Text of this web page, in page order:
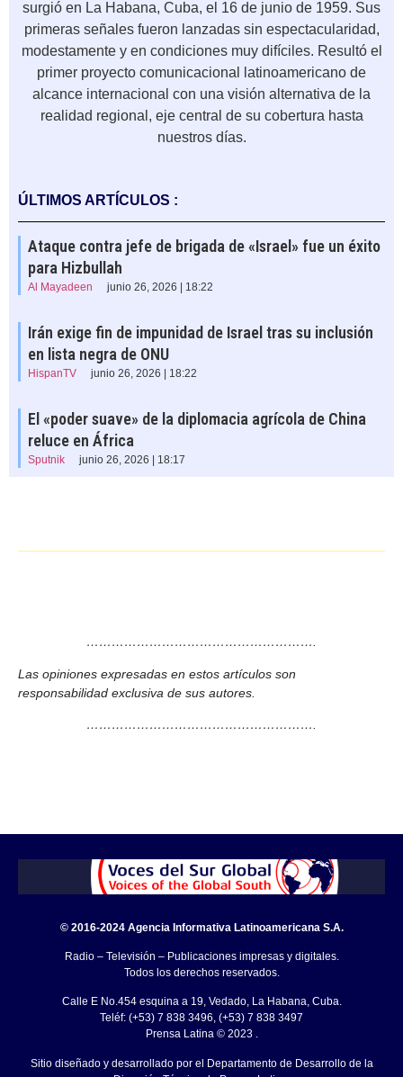
surgió en La Habana, Cuba, el 16 de junio de 1959. Sus
primeras señales fueron lanzadas sin espectacularidad,
modestamente y en condiciones muy difíciles. Resultó el
primer proyecto comunicacional latinoamericano de
alcance internacional con una visión alternativa de la
realidad regional, eje central de su cobertura hasta
nuestros días.
ÚLTIMOS ARTÍCULOS :
Ataque contra jefe de brigada de «Israel» fue un éxito
para Hizbullah
Al Mayadeen junio 26, 2026 | 18:22
Irán exige fin de impunidad de Israel tras su inclusión
en lista negra de ONU
HispanTV junio 26, 2026 | 18:22
El «poder suave» de la diplomacia agrícola de China
reluce en África
Sputnik junio 26, 2026 | 18:17
……………………………………………….
Las opiniones expresadas en estos artículos son
responsabilidad exclusiva de sus autores.
……………………………………………….
© 2016-2024 Agencia Informativa Latinoamericana S.A.
Radio – Televisión – Publicaciones impresas y digitales.
Todos los derechos reservados.
Calle E No.454 esquina a 19, Vedado, La Habana, Cuba.
Teléf: (+53) 7 838 3496, (+53) 7 838 3497
Prensa Latina © 2023 .
Sitio diseñado y desarrollado por el Departamento de Desarrollo de la